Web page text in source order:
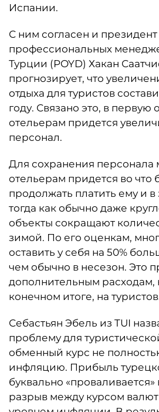
Испании.
С ним согласен и
профессиональных
Турции (POYD) Хакан
прогнозирует, что
отдыха для туристов
году. Связано это, в первую
отельерам придется
персонал.
Для сохранения персонала
отельерам придется во что
продолжать платить ему и
тогда как обычно даже
объекты сокращают
зимой. По его оценкам,
оставить у себя на 50%
чем обычно в несезон. Это
дополнительным расходам,
конечном итоге, на
Себастьян Эбель из TUI
проблему для
обменный курс не
инфляцию. Прибыль
буквально «проваливается»
разрыв между курсом